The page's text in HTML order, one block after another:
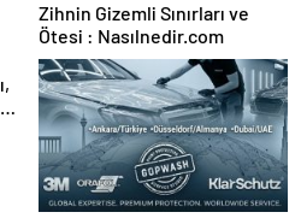
Zihnin Gizemli Sınırları ve
Ötesi : Nasılnedir.com